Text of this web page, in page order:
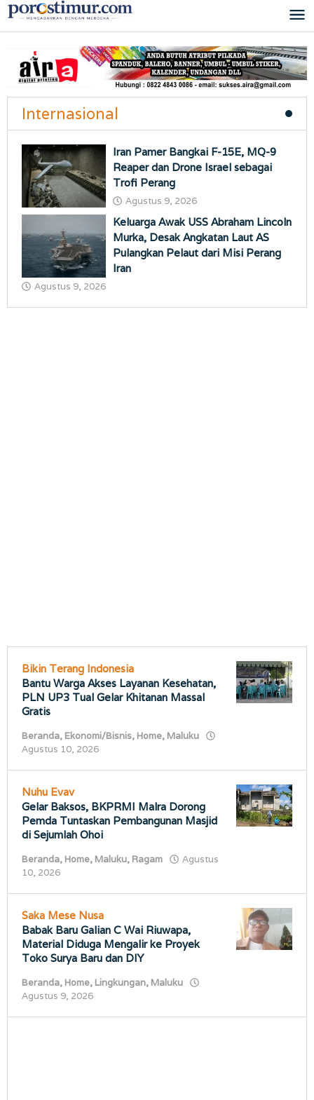
Lewati
ke
Internasional
Iran Pamer Bangkai F-15E, MQ-9
Reaper dan Drone Israel sebagai
Trofi Perang
Agustus 9, 2026
Keluarga Awak USS Abraham Lincoln
Murka, Desak Angkatan Laut AS
Pulangkan Pelaut dari Misi Perang
Iran
Agustus 9, 2026
porostimur.com
Bikin Terang Indonesia
Bantu Warga Akses Layanan Kesehatan,
PLN UP3 Tual Gelar Khitanan Massal
Gratis
Beranda, Ekonomi/Bisnis, Home, Maluku
Agustus 10, 2026
Nuhu Evav
Gelar Baksos, BKPRMI Malra Dorong
Pemda Tuntaskan Pembangunan Masjid
di Sejumlah Ohoi
Beranda, Home, Maluku, Ragam
Agustus
10, 2026
Saka Mese Nusa
Babak Baru Galian C Wai Riuwapa,
Material Diduga Mengalir ke Proyek
Toko Surya Baru dan DIY
Beranda, Home, Lingkungan, Maluku
Agustus 9, 2026